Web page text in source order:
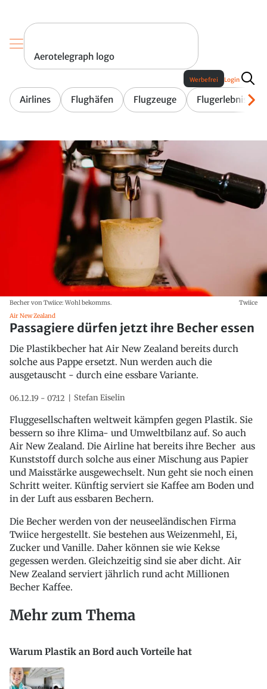
Aerotelegraph logo
Airlines Flughäfen Flugzeuge Flugerlebnis
Werbefrei Login
Becher von Twiice: Wohl bekomms.
Twiice
Air New Zealand
Passagiere dürfen jetzt ihre Becher essen
Die Plastikbecher hat Air New Zealand bereits durch
solche aus Pappe ersetzt. Nun werden auch die
ausgetauscht - durch eine essbare Variante.
06.12.19 - 07:12 Stefan Eiselin
Fluggesellschaften weltweit kämpfen gegen Plastik. Sie
bessern so ihre Klima- und Umweltbilanz auf. So auch
Air New Zealand. Die Airline hat bereits ihre Becher aus
Kunststoff durch solche aus einer Mischung aus Papier
und Maisstärke ausgewechselt. Nun geht sie noch einen
Schritt weiter. Künftig serviert sie Kaffee am Boden und
in der Luft aus essbaren Bechern.
Die Becher werden von der neuseeländischen Firma
Twiice hergestellt. Sie bestehen aus Weizenmehl, Ei,
Zucker und Vanille. Daher können sie wie Kekse
gegessen werden. Gleichzeitig sind sie aber dicht. Air
New Zealand serviert jährlich rund acht Millionen
Becher Kaffee.
Mehr zum Thema
Warum Plastik an Bord auch Vorteile hat